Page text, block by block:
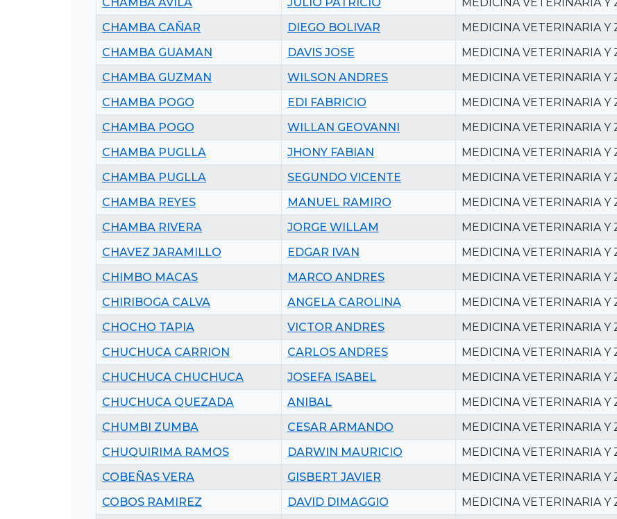
CHAMBA CAÑAR
DIEGO BOLIVAR MEDICINA VETERINARIA Y
CHAMBA GUAMAN
DAVIS JOSE MEDICINA VETERINARIA Y
CHAMBA GUZMAN
WILSON ANDRES MEDICINA VETERINARIA Y
CHAMBA POGO
EDI FABRICIO MEDICINA VETERINARIA Y
CHAMBA POGO
WILLAN GEOVANNI MEDICINA VETERINARIA Y
CHAMBA PUGLLA
JHONY FABIAN MEDICINA VETERINARIA Y
CHAMBA PUGLLA
SEGUNDO VICENTE MEDICINA VETERINARIA Y
CHAMBA REYES
MANUEL RAMIRO MEDICINA VETERINARIA Y
CHAMBA RIVERA
JORGE WILLAM MEDICINA VETERINARIA Y
CHAVEZ JARAMILLO
EDGAR IVAN MEDICINA VETERINARIA Y
CHIMBO MACAS
MARCO ANDRES MEDICINA VETERINARIA Y
CHIRIBOGA CALVA
ANGELA CAROLINA MEDICINA VETERINARIA Y
CHOCHO TAPIA
VICTOR ANDRES MEDICINA VETERINARIA Y
CHUCHUCA CARRION
CARLOS ANDRES MEDICINA VETERINARIA Y
CHUCHUCA CHUCHUCA
JOSEFA ISABEL MEDICINA VETERINARIA Y
CHUCHUCA QUEZADA
ANIBAL MEDICINA VETERINARIA Y
CHUMBI ZUMBA
CESAR ARMANDO MEDICINA VETERINARIA Y
CHUQUIRIMA RAMOS
DARWIN MAURICIO MEDICINA VETERINARIA Y
COBEÑAS VERA
GISBERT JAVIER MEDICINA VETERINARIA Y
COBOS RAMIREZ
DAVID DIMAGGIO MEDICINA VETERINARIA Y